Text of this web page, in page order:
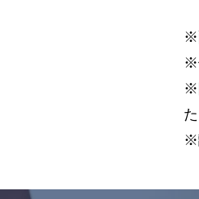
※
※
※
※